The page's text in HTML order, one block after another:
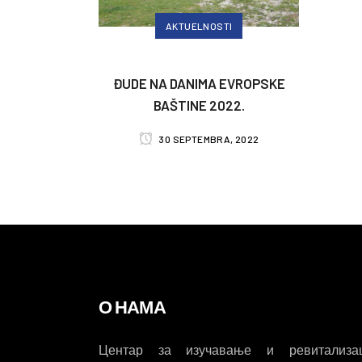
AKTUELNOSTI
ĐUDE NA DANIMA EVROPSKE
BAŠTINE 2022.
30 SEPTEMBRA, 2022
О НАМА
Центар за изучавање и